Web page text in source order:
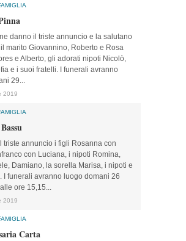
danno il triste annuncio e la salutano
marito Giovannino, Roberto e Rosa
e Alberto, gli adorati nipoti Nicolò,
e i suoi fratelli. I funerali avranno
29...
2019
triste annuncio i figli Rosanna con
con Luciana, i nipoti Romina,
Damiano, la sorella Marisa, i nipoti e
I funerali avranno luogo domani 26
ore 15,15...
2019
Carta